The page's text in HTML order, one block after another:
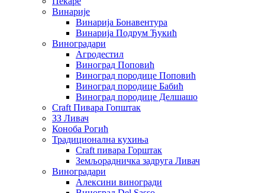
Винарије
Винарија Бонавентура
Винарија Подрум Ђукић
Виноградари
Агродестил
Виноград Поповић
Виноград породице Поповић
Виноград породице Бабић
Виноград породице Делшашо
Craft Пивара Гопштак
ЗЗ Ливач
Коноба Рогић
Традиционална кухиња
Craft пивара Горштак
Земљорадничка задруга Ливач
Виноградари
Алексини виногради